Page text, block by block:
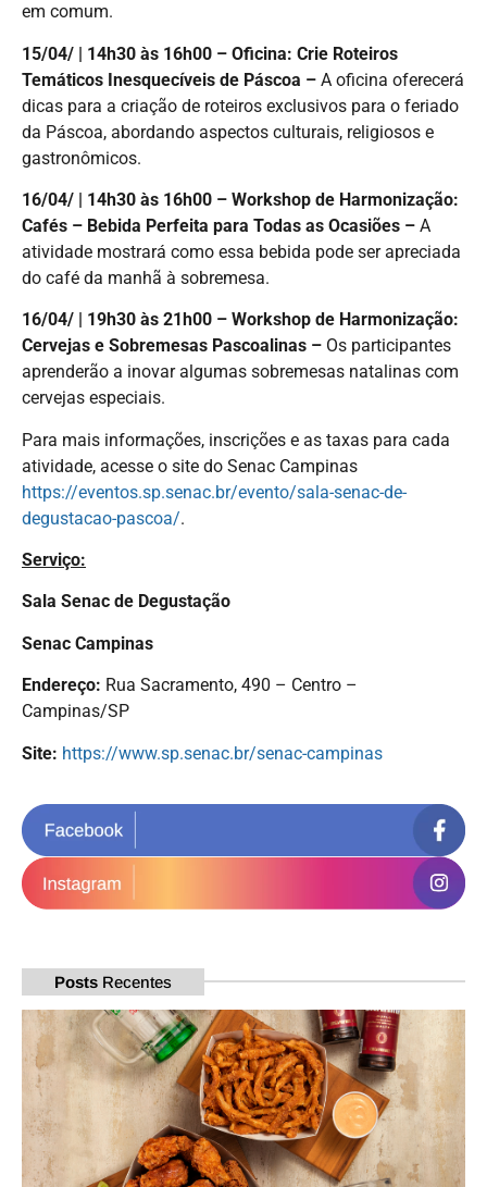
em comum.
15/04/ | 14h30 às 16h00 – Oficina: Crie Roteiros
Temáticos Inesquecíveis de Páscoa – A oficina oferecerá
dicas para a criação de roteiros exclusivos para o feriado
da Páscoa, abordando aspectos culturais, religiosos e
gastronômicos.
16/04/ | 14h30 às 16h00 – Workshop de Harmonização:
Cafés – Bebida Perfeita para Todas as Ocasiões – A
atividade mostrará como essa bebida pode ser apreciada
do café da manhã à sobremesa.
16/04/ | 19h30 às 21h00 – Workshop de Harmonização:
Cervejas e Sobremesas Pascoalinas – Os participantes
aprenderão a inovar algumas sobremesas natalinas com
cervejas especiais.
Para mais informações, inscrições e as taxas para cada
atividade, acesse o site do Senac Campinas
https://eventos.sp.senac.br/evento/sala-senac-de-
degustacao-pascoa/.
Serviço:
Sala Senac de Degustação
Senac Campinas
Endereço: Rua Sacramento, 490 – Centro –
Campinas/SP
Site: https://www.sp.senac.br/senac-campinas
Posts Recentes